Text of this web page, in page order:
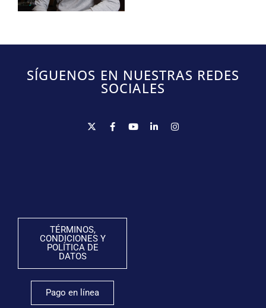
SÍGUENOS EN NUESTRAS REDES
SOCIALES
TÉRMINOS,
CONDICIONES Y
POLÍTICA DE
DATOS
Pago en línea